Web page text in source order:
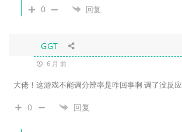
0 回复
GGT
6 月 前
大佬！这游戏不能调分辨率是咋回事啊 调了没反应
0 回复